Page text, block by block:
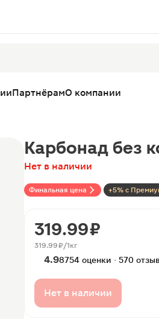
ПартнёрамО компании
Финальная цена +5% с
Карбонад без
Нет в наличии
319.99 ₽
319.99 ₽/1кг
4.98754 оценки · 570
Нет в наличии